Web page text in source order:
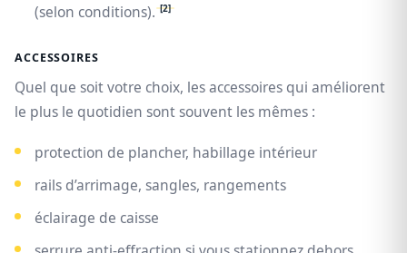
(selon conditions). [2]
ACCESSOIRES
Quel que soit votre choix, les accessoires qui améliorent
le plus le quotidien sont souvent les mêmes :
protection de plancher, habillage intérieur
rails d’arrimage, sangles, rangements
éclairage de caisse